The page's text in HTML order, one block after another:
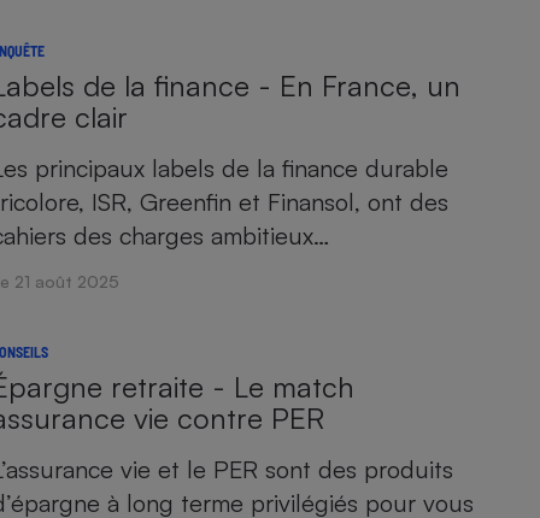
de la finance - En France, un
clair
principaux labels de la finance durable
ISR, Greenfin et Finansol, ont des
des charges ambitieux…
21 août 2025
retraite - Le match
vie contre PER
vie et le PER sont des produits
à long terme privilégiés pour vous